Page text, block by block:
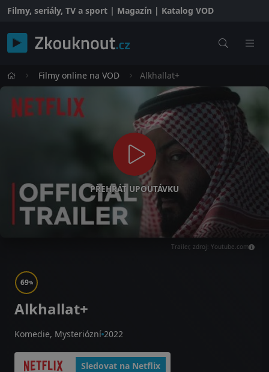
Filmy, seriály, TV a sport | Magazín | Katalog VOD
Filmy online na VOD Alkhallat+
PŘEHRÁT UPOUTÁVKU
Trailer, zdroj: Youtube.com
69%
Alkhallat+
Komedie, Mysteriózní 2022
Sledovat na Netflix